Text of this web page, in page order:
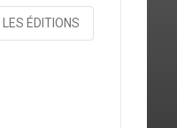
ÉDITIONS